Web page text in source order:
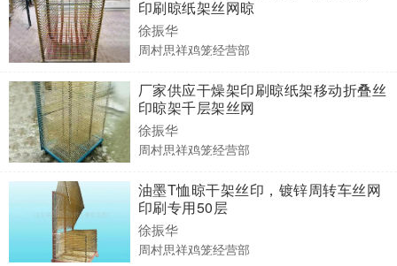
印刷晾纸架丝网晾
徐振华
周村思祥鸡笼经营部
厂家供应干燥架印刷晾纸架移动折叠丝
印晾架千层架丝网
徐振华
周村思祥鸡笼经营部
油墨T恤晾干架丝印，镀锌周转车丝网
印刷专用50层
徐振华
周村思祥鸡笼经营部